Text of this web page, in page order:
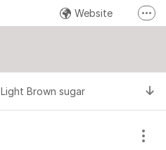
Website
Instagram
Send en reklamation
Light Brown sugar
Vis/